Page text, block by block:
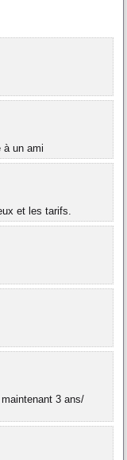
à un ami
et les tarifs.
3 ans/